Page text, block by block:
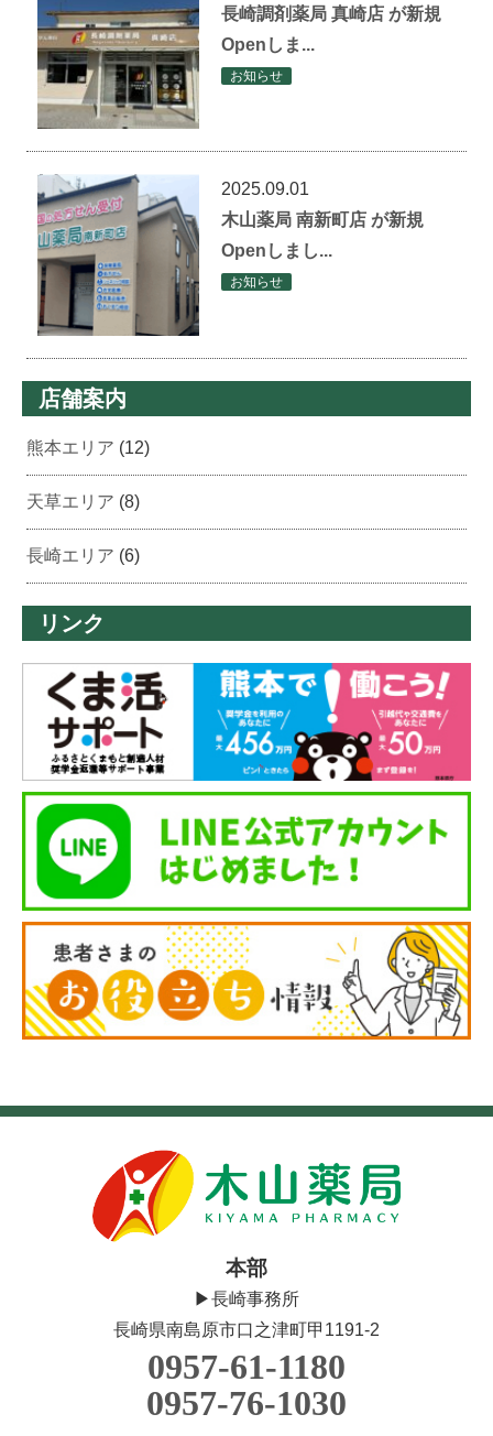
長崎調剤薬局 真崎店 が新規
Openしま...
お知らせ
2025.09.01
木山薬局 南新町店 が新規
Openしまし...
お知らせ
店舗案内
熊本エリア (12)
天草エリア (8)
長崎エリア (6)
リンク
本部
▶長崎事務所
長崎県南島原市口之津町甲1191-2
0957-61-1180
0957-76-1030